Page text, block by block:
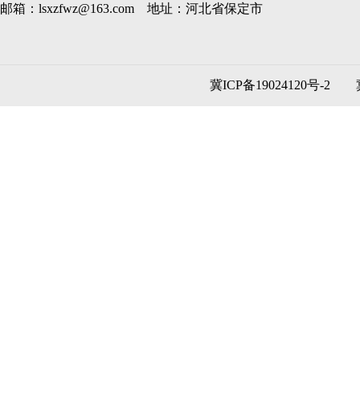
邮箱：lsxzfwz@163.com 地址：河北省保定市
冀ICP备19024120号-2